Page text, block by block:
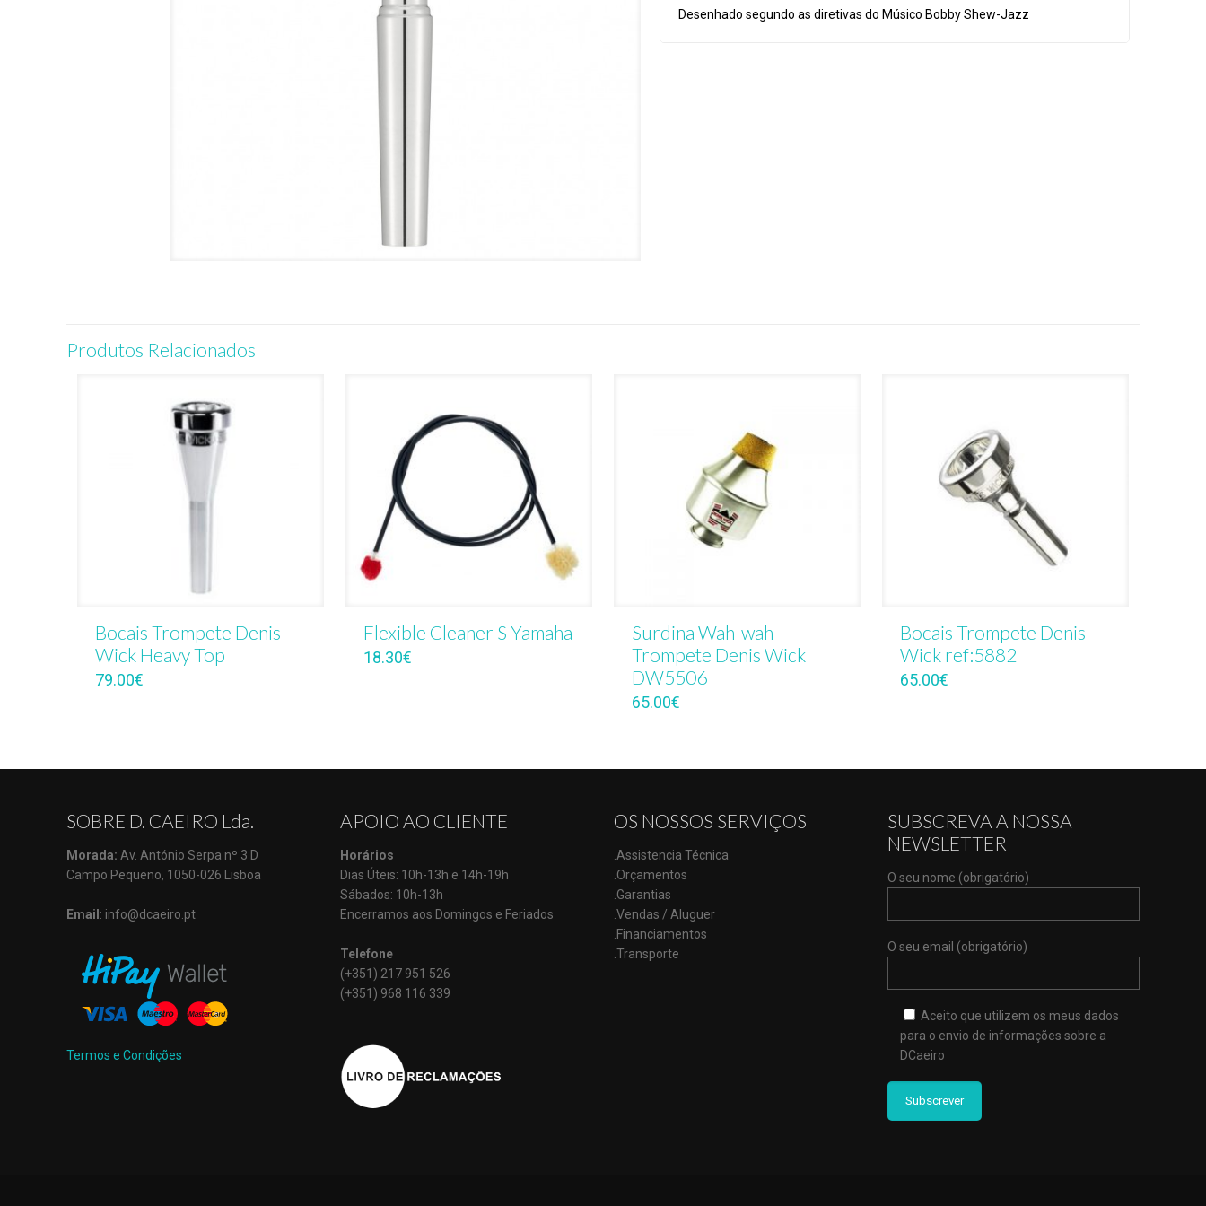
Shew-Desenhado segundo as diretivas do Músico Bobby Shew-Jazz
Produtos Relacionados
Bocais Trompete Denis
Wick Heavy Top
79.00€
Flexible Cleaner S Yamaha
18.30€
Surdina Wah-wah
Trompete Denis Wick
DW5506
65.00€
Bocais Trompete Denis
Wick ref:5882
65.00€
SOBRE D. CAEIRO Lda.
Morada: Av. António Serpa nº 3 D
Campo Pequeno, 1050-026 Lisboa
Email : info@dcaeiro.pt
Termos e Condições
APOIO AO CLIENTE
Horários
Dias Úteis: 10h-13h e 14h-19h
Sábados: 10h-13h
Encerramos aos Domingos e Feriados
Telefone
(+351) 217 951 526
(+351) 968 116 339
OS NOSSOS SERVIÇOS
.Assistencia Técnica
.Orçamentos
.Garantias
.Vendas / Aluguer
.Financiamentos
.Transporte
SUBSCREVA A NOSSA
NEWSLETTER
O seu nome (obrigatório)
O seu email (obrigatório)
Aceito que utilizem os meus dados
para o envio de informações sobre a
DCaeiro